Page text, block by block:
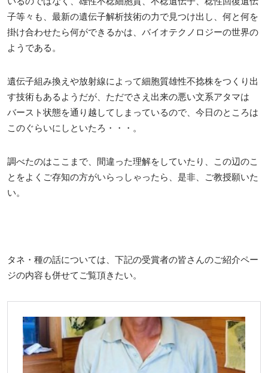
子等々も、最新の遺伝子解析技術の力で見つけ出し、何と何を
掛け合わせたら何ができるかは、バイオテクノロジーの世界の
ようである。
遺伝子組み換えや放射線によって細胞質雄性不捻株をつくり出
す技術もあるようだが、ただでさえ出来の悪い文系アタマは
バースト状態を通り越してしまっているので、今日のところは
このぐらいにしといたろ・・・。
調べたのはここまで、間違った理解をしていたり、この辺のこ
とをよくご存知の方がいらっしゃったら、是非、ご教授願いた
い。
タネ・種の話については、下記の受賞者の皆さんのご紹介ペー
ジの内容も併せてご覧頂きたい。